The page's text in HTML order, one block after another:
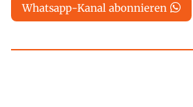
Whatsapp-Kanal abonnieren